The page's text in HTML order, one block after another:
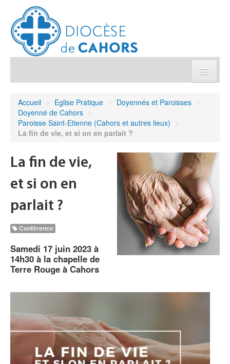
Démarches et sacrements
Agenda diocésain
Je donne
Annuaire/Contact
Accueil > Eglise Pratique > Doyennés et Paroisses >
Doyenné de Cahors >
Paroisse Saint-Etienne (Cahors et autres lieux) >
La fin de vie, et si on en parlait ?
La fin de vie,
et si on en
parlait ?
Conférence
Samedi 17 juin 2023 à
14h30 à la chapelle de
Terre Rouge à Cahors